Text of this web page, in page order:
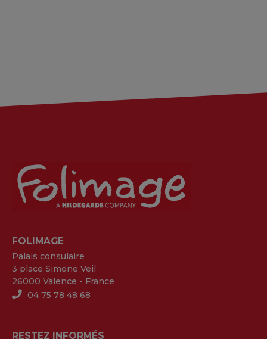
FOLIMAGE
Palais consulaire
3 place Simone Veil
26000 Valence - France
04 75 78 48 68
RESTEZ INFORMÉS